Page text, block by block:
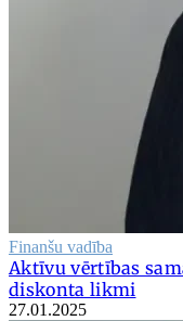
Finanšu vadība
Aktīvu vērtības
diskonta likmi
27.01.2025